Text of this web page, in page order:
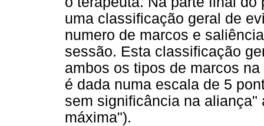
uma classificação geral de
numero de marcos e
sessão. Esta classificação
ambos os tipos de marcos
é dada numa escala de 5
sem significância na
máxima").